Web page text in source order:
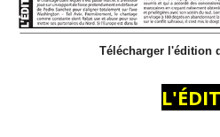
Télécharger l'édition